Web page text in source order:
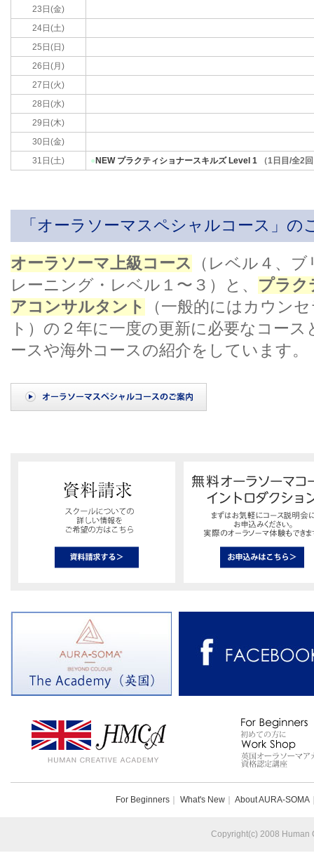
23日(金)
24日(土)
25日(日)
26日(月)
27日(火)
28日(水)
29日(木)
30日(金)
31日(土)
● NEW プラクティショナースキルズ Level 1 （1日目/全2
「オーラソーマスペシャルコース」の
オーラソーマ上級コース
（レベル４、
レーニング・レベル１〜３）と、 プラク
アコンサルタント
（一般的にはカウン
ト）の２年に一度の更新に必要なコー
ースや海外コースの紹介をしています。
For Beginners What's New About AURA-SOMA
Copyright(c) 2008 Human